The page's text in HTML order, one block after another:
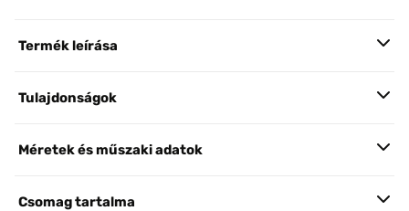
Termék leírása
Tulajdonságok
Méretek és műszaki adatok
Csomag tartalma